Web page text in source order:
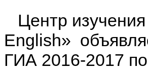
Центр
English»
ГИА 2016-2017